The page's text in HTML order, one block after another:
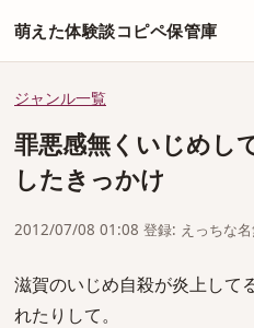
萌えた体験談コピペ保管庫
ジャンル一覧
罪悪感無くいじめし
したきっかけ
2012/07/08 01:08 登録: えっちな名
滋賀のいじめ自殺が炎上して
れたりして。